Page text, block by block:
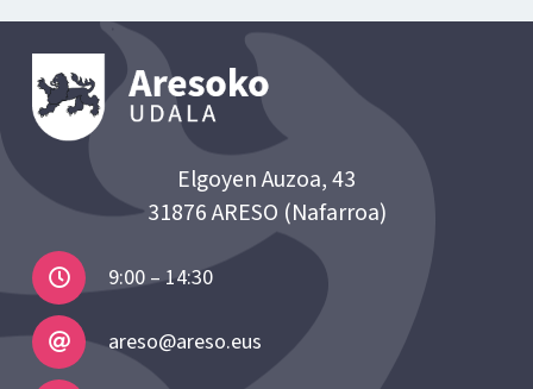
Elgoyen Auzoa, 43
31876 ARESO (Nafarroa)
9:00 – 14:30
areso@areso.eus